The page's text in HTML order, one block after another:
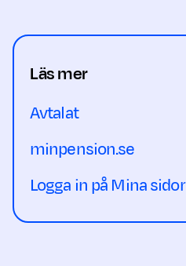
Läs mer
Avtalat
minpension.se
Logga in på Mina sidor